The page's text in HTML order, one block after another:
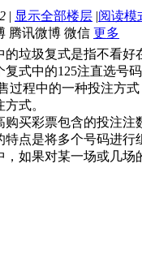
| 显示全部楼层 |阅读模
腾讯微博 微信 更多
圾复式是指不看好
式中的125注直选号
程中的一种投注方式
式。
彩票包含的投注注
点是将多个号码进
如果对某一场或几